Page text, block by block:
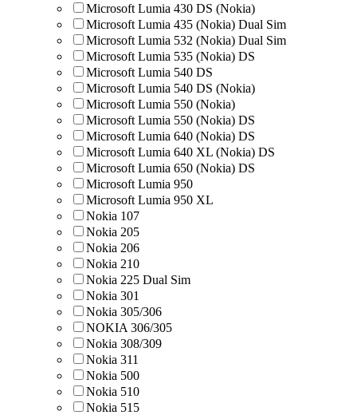
Microsoft Lumia 430 DS (Nokia)
Microsoft Lumia 435 (Nokia) Dual Sim
Microsoft Lumia 532 (Nokia) Dual Sim
Microsoft Lumia 535 (Nokia) DS
Microsoft Lumia 540 DS
Microsoft Lumia 540 DS (Nokia)
Microsoft Lumia 550 (Nokia)
Microsoft Lumia 550 (Nokia) DS
Microsoft Lumia 640 (Nokia) DS
Microsoft Lumia 640 XL (Nokia) DS
Microsoft Lumia 650 (Nokia) DS
Microsoft Lumia 950
Microsoft Lumia 950 XL
Nokia 107
Nokia 205
Nokia 206
Nokia 210
Nokia 225 Dual Sim
Nokia 301
Nokia 305/306
NOKIA 306/305
Nokia 308/309
Nokia 311
Nokia 500
Nokia 510
Nokia 515